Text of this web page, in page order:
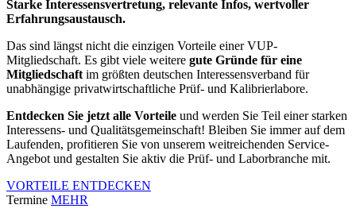
Starke Interessensvertretung, relevante Infos, wertvoller
Erfahrungsaustausch.
Das sind längst nicht die einzigen Vorteile einer VUP-
Mitgliedschaft. Es gibt viele weitere gute Gründe für eine
Mitgliedschaft im größten deutschen Interessensverband für
unabhängige privatwirtschaftliche Prüf- und Kalibrierlabore.
Entdecken Sie jetzt alle Vorteile und werden Sie Teil einer starken
Interessens- und Qualitätsgemeinschaft! Bleiben Sie immer auf dem
Laufenden, profitieren Sie von unserem weitreichenden Service-
Angebot und gestalten Sie aktiv die Prüf- und Laborbranche mit.
VORTEILE ENTDECKEN
Termine MEHR